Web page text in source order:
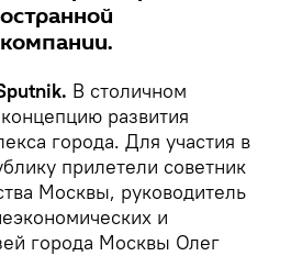
В столичном
развития
города. Для участия в
прилетели советник
Москвы, руководитель
и
города Москвы Олег